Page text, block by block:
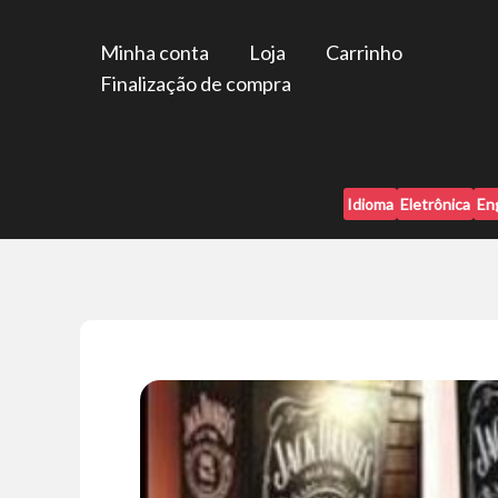
Minha conta Loja
Carrinho
Finalização de compra
Idioma Eletrônica